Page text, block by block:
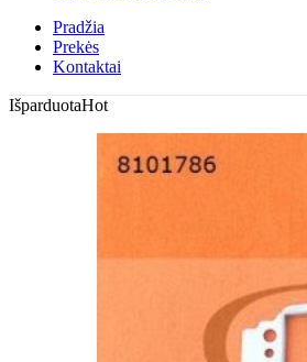
Pradžia
Prekės
Kontaktai
IšparduotaHot